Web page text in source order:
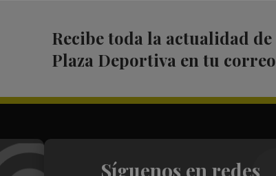
Recibe toda la actualidad de
Plaza Deportiva en tu correo
Síguenos en redes